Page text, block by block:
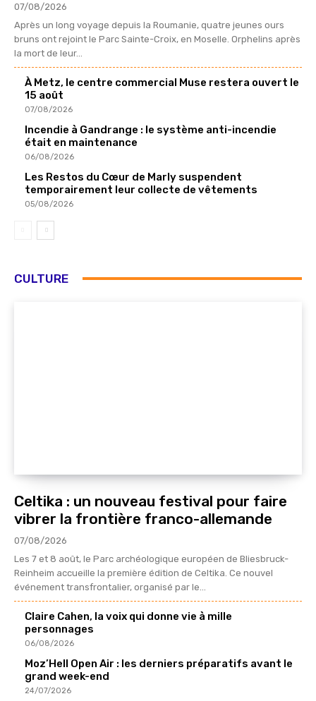
07/08/2026
Après un long voyage depuis la Roumanie, quatre jeunes ours
bruns ont rejoint le Parc Sainte-Croix, en Moselle. Orphelins après
la mort de leur...
À Metz, le centre commercial Muse restera ouvert le
15 août
07/08/2026
Incendie à Gandrange : le système anti-incendie
était en maintenance
06/08/2026
Les Restos du Cœur de Marly suspendent
temporairement leur collecte de vêtements
05/08/2026
CULTURE
Celtika : un nouveau festival pour faire
vibrer la frontière franco-allemande
07/08/2026
Les 7 et 8 août, le Parc archéologique européen de Bliesbruck-
Reinheim accueille la première édition de Celtika. Ce nouvel
événement transfrontalier, organisé par le...
Claire Cahen, la voix qui donne vie à mille
personnages
06/08/2026
Moz’Hell Open Air : les derniers préparatifs avant le
grand week-end
24/07/2026